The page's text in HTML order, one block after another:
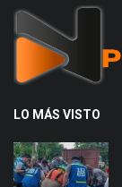
LO MÁS VISTO